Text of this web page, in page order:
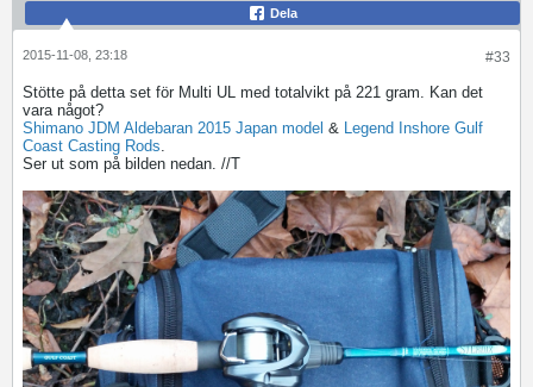
Dela
#33
2015-11-08, 23:18
Stötte på detta set för Multi UL med totalvikt på 221 gram. Kan det
vara något?
Shimano JDM Aldebaran 2015 Japan model & Legend Inshore Gulf
Coast Casting Rods.
Ser ut som på bilden nedan. //T